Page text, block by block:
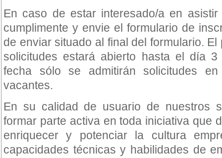
En caso de estar interesado/a en
cumplimente y envie el formulario de
de enviar situado al final del formulario.
solicitudes estará abierto hasta el día
fecha sólo se admitirán solicitudes
vacantes.
En su calidad de usuario de nuestros
formar parte activa en toda iniciativa que
enriquecer y potenciar la cultura
capacidades técnicas y habilidades de